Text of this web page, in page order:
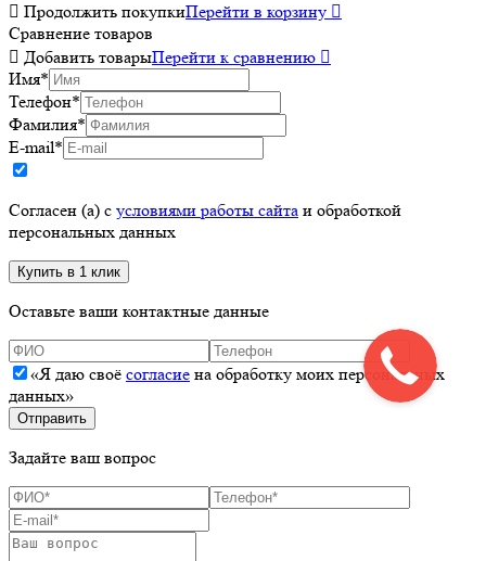
 Продолжить покупкиПерейти в корзину 
Сравнение товаров
 Добавить товарыПерейти к сравнению 
Имя*
Телефон*
Фамилия*
E-mail*
Согласен (а) с условиями работы сайта и обработкой
персональных данных
Оставьте ваши контактные данные
«Я даю своё согласие на обработку моих персональных
данных»
Задайте ваш вопрос